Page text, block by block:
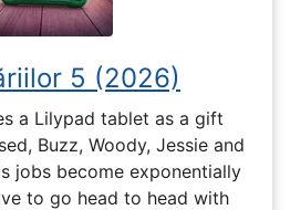
5 (2026)
a Lilypad tablet as a gift
Buzz, Woody, Jessie and
jobs become exponentially
to go head to head with